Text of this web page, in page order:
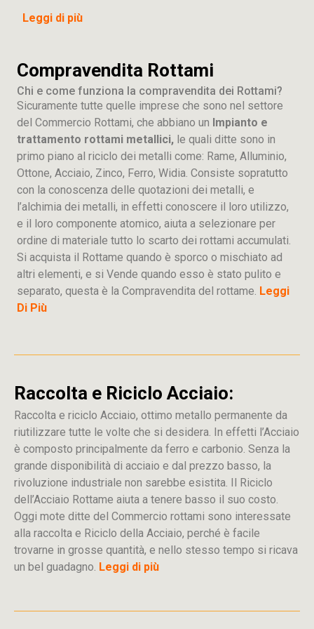
Leggi di più
Compravendita Rottami
Chi e come funziona la compravendita dei Rottami?
Sicuramente tutte quelle imprese che sono nel settore
del Commercio Rottami, che abbiano un Impianto e
trattamento rottami metallici, le quali ditte sono in
primo piano al riciclo dei metalli come: Rame, Alluminio,
Ottone, Acciaio, Zinco, Ferro, Widia. Consiste sopratutto
con la conoscenza delle quotazioni dei metalli, e
l’alchimia dei metalli, in effetti conoscere il loro utilizzo,
e il loro componente atomico, aiuta a selezionare per
ordine di materiale tutto lo scarto dei rottami accumulati.
Si acquista il Rottame quando è sporco o mischiato ad
altri elementi, e si Vende quando esso è stato pulito e
separato, questa è la Compravendita del rottame. Leggi
Di Più
Raccolta e Riciclo Acciaio:
Raccolta e riciclo Acciaio, ottimo metallo permanente da
riutilizzare tutte le volte che si desidera. In effetti l’Acciaio
è composto principalmente da ferro e carbonio. Senza la
grande disponibilità di acciaio e dal prezzo basso, la
rivoluzione industriale non sarebbe esistita. Il Riciclo
dell’Acciaio Rottame aiuta a tenere basso il suo costo.
Oggi mote ditte del Commercio rottami sono interessate
alla raccolta e Riciclo della Acciaio, perché è facile
trovarne in grosse quantità, e nello stesso tempo si ricava
un bel guadagno. Leggi di più